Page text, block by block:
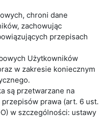
chroni dane
zachowując
przepisach
Użytkowników
w zakresie koniecznym
są przetwarzane na
prawa (art. 6 ust.
w szczególności: ustawy